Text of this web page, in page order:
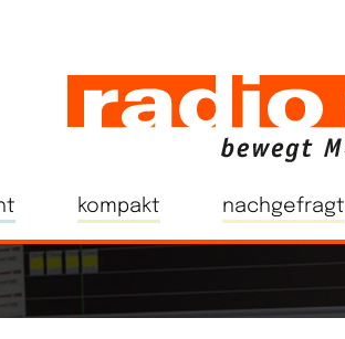
kompakt nachgefragt